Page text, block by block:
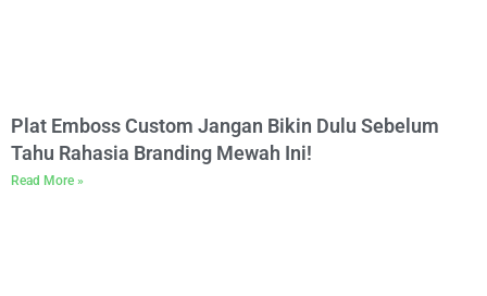
Plat Emboss Custom Jangan Bikin Dulu Sebelum
Tahu Rahasia Branding Mewah Ini!
Read More »